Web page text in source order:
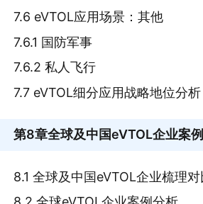
7.6 eVTOL应用场景：其他
7.6.1 国防军事
7.6.2 私人飞行
7.7 eVTOL细分应用战略地位分析
第8章全球及中国eVTOL企业案
8.1 全球及中国eVTOL企业梳理对